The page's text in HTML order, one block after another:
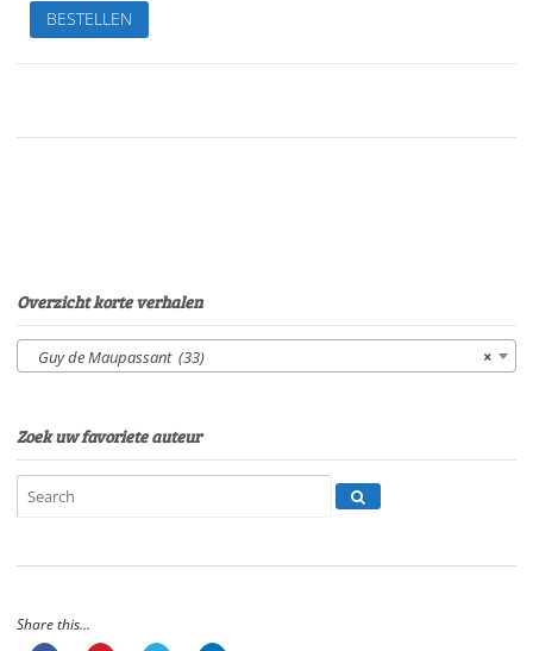
VliegVan:
Guy
de
PourierSpeelduur:
BESTELLEN
Overzicht korte verhalen
×
Guy de Maupassant (33)
Zoek uw favoriete auteur
Share this...